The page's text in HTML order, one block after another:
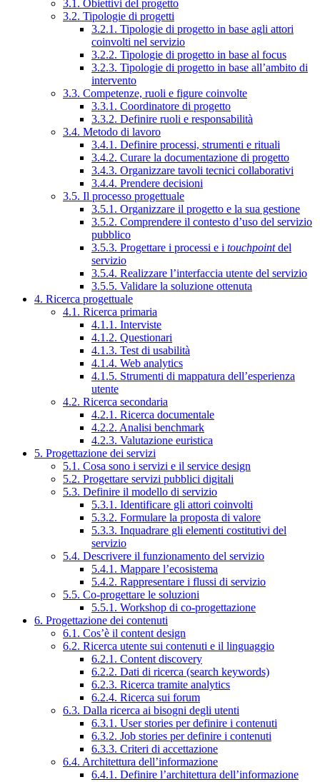
3.1. Obiettivi del progetto
3.2. Tipologie di progetti
3.2.1. Tipologie di progetto in base agli attori
coinvolti nel servizio
3.2.2. Tipologie di progetto in base al focus
3.2.3. Tipologie di progetto in base all’ambito di
intervento
3.3. Competenze, ruoli e figure coinvolte
3.3.1. Coordinatore di progetto
3.3.2. Definire ruoli e responsabilità
3.4. Metodo di lavoro
3.4.1. Definire processi, strumenti e rituali
3.4.2. Curare la documentazione di progetto
3.4.3. Organizzare tavoli tecnici collaborativi
3.4.4. Prendere decisioni
3.5. Il processo progettuale
3.5.1. Organizzare il progetto e la sua gestione
3.5.2. Comprendere il contesto d’uso del servizio
pubblico
3.5.3. Progettare i processi e i touchpointdel
servizio
3.5.4. Realizzare l’interfaccia utente del servizio
3.5.5. Validare la soluzione ottenuta
4. Ricerca progettuale
4.1. Ricerca primaria
4.1.1. Interviste
4.1.2. Questionari
4.1.3. Test di usabilità
4.1.4. Web analytics
4.1.5. Strumenti di mappatura dell’esperienza
utente
4.2. Ricerca secondaria
4.2.1. Ricerca documentale
4.2.2. Analisi benchmark
4.2.3. Valutazione euristica
5. Progettazione dei servizi
5.1. Cosa sono i servizi e il service design
5.2. Progettare servizi pubblici digitali
5.3. Definire il modello di servizio
5.3.1. Identificare gli attori coinvolti
5.3.2. Formulare la proposta di valore
5.3.3. Inquadrare gli elementi costitutivi del
servizio
5.4. Descrivere il funzionamento del servizio
5.4.1. Mappare l’ecosistema
5.4.2. Rappresentare i flussi di servizio
5.5. Co-progettare le soluzioni
5.5.1. Workshop di co-progettazione
6. Progettazione dei contenuti
6.1. Cos’è il content design
6.2. Ricerca utente sui contenuti e il linguaggio
6.2.1. Content discovery
6.2.2. Dati di ricerca (search keywords)
6.2.3. Ricerca tramite analytics
6.2.4. Ricerca sui forum
6.3. Dalla ricerca ai bisogni degli utenti
6.3.1. User stories per definire i contenuti
6.3.2. Job stories per definire i contenuti
6.3.3. Criteri di accettazione
6.4. Architettura dell’informazione
6.4.1. Definire l’architettura dell’informazione